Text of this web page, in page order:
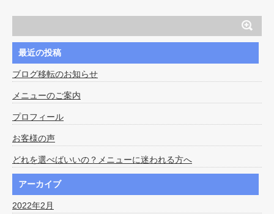
最近の投稿
ブログ移転のお知らせ
メニューのご案内
プロフィール
お客様の声
どれを選べばいいの？メニューに迷われる方へ
アーカイブ
2022年2月